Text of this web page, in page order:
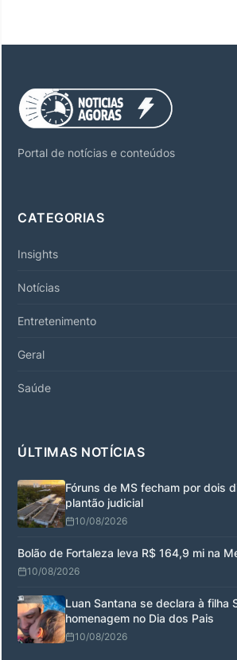
Portal de notícias e conteúdos
CATEGORIAS
Insights
Notícias
Entretenimento
Geral
Saúde
ÚLTIMAS NOTÍCIAS
Fóruns de MS fecham por dois
plantão judicial
10/08/2026
Bolão de Fortaleza leva R$ 164,9 mi na
10/08/2026
Luan Santana se declara à filha
homenagem no Dia dos Pais
10/08/2026